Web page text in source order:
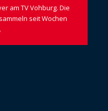
am TV Vohburg. Die
seit Wochen